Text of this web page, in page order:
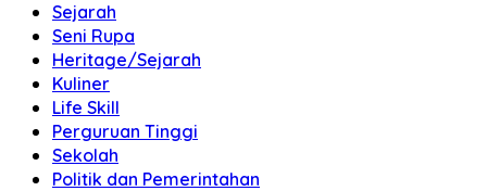
Sejarah
Seni Rupa
Heritage/Sejarah
Kuliner
Life Skill
Perguruan Tinggi
Sekolah
Politik dan Pemerintahan